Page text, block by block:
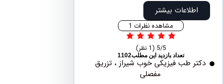
اطلاعات بیشتر
مشاهده نظرات 1
تعداد بازدید این مطلب1102
طب فیزیکی خوب شیراز ، تزریق